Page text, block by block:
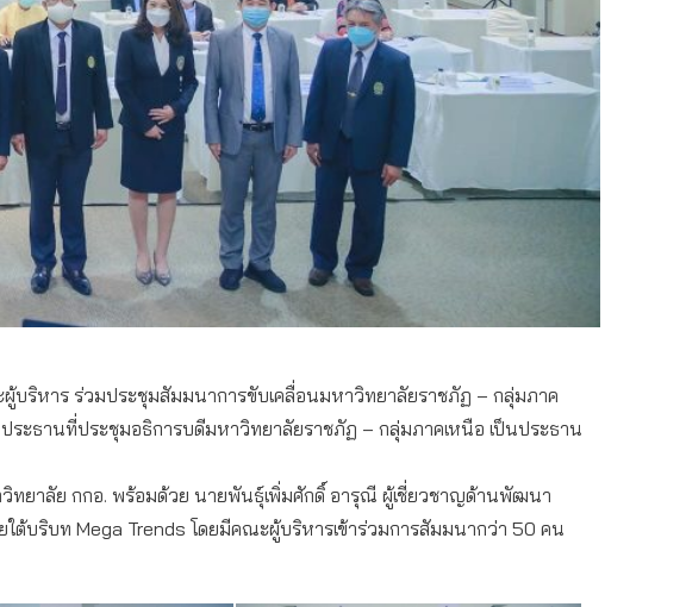
ริหาร ร่วมประชุมสัมมนาการขับเคลื่อนมหาวิทยาลัยราชภัฏ – กลุ่มภาค
ระธานที่ประชุมอธิการบดีมหาวิทยาลัยราชภัฏ – กลุ่มภาคเหนือ เป็นประธาน
ทยาลัย กกอ. พร้อมด้วย นายพันธุ์เพิ่มศักดิ์ อารุณี ผู้เชี่ยวชาญด้านพัฒนา
ต้บริบท Mega Trends โดยมีคณะผู้บริหารเข้าร่วมการสัมมนากว่า 50 คน